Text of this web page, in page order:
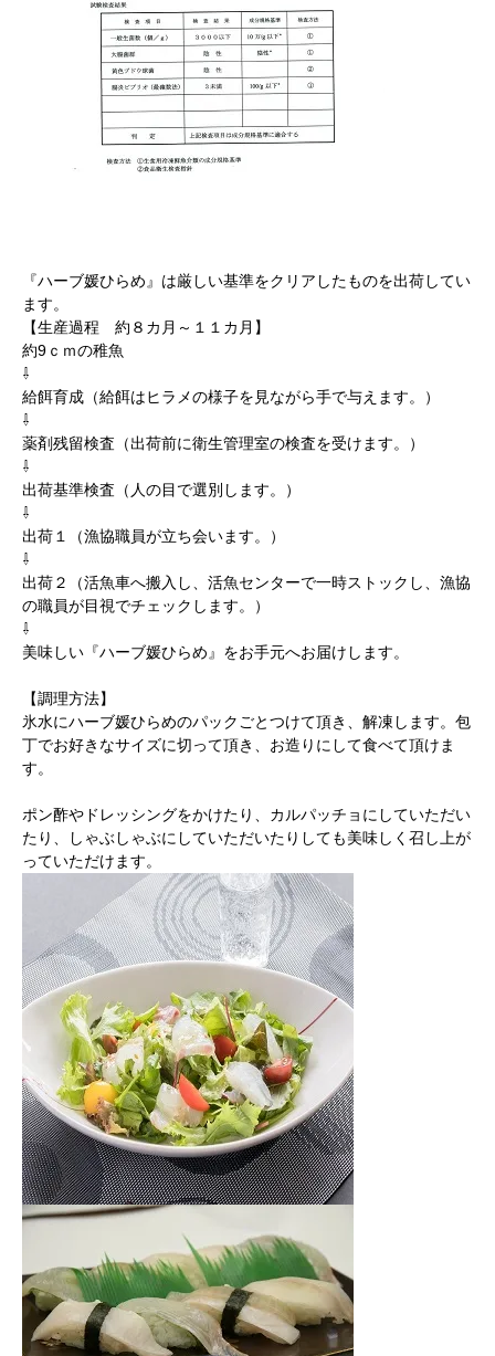
『ハーブ媛ひらめ』は厳しい基準をクリアしたものを出荷してい
ます。
【生産過程 約８カ月～１１カ月】
約9ｃｍの稚魚
⇩
給餌育成（給餌はヒラメの様子を見ながら手で与えます。）
⇩
薬剤残留検査（出荷前に衛生管理室の検査を受けます。）
⇩
出荷基準検査（人の目で選別します。）
⇩
出荷１（漁協職員が立ち会います。）
⇩
出荷２（活魚車へ搬入し、活魚センターで一時ストックし、漁協
の職員が目視でチェックします。）
⇩
美味しい『ハーブ媛ひらめ』をお手元へお届けします。
【調理方法】
氷水にハーブ媛ひらめのパックごとつけて頂き、解凍します。包
丁でお好きなサイズに切って頂き、お造りにして食べて頂けま
す。
ポン酢やドレッシングをかけたり、カルパッチョにしていただい
たり、しゃぶしゃぶにしていただいたりしても美味しく召し上が
っていただけます。